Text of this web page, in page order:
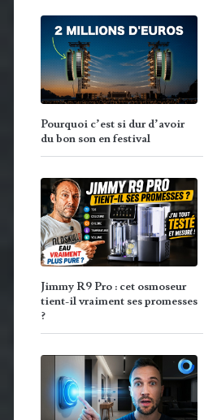
Pourquoi c’est si dur d’avoir
du bon son en festival
Jimmy R9 Pro : cet osmoseur
tient-il vraiment ses promesses
?